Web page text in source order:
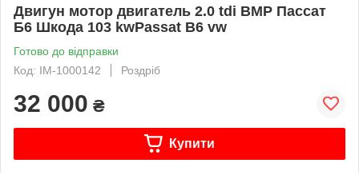
Двигун мотор двигатель 2.0 tdi BMP Пассат
Б6 Шкода 103 kwPassat B6 vw
Готово до відправки
Код: IM-1000142
Роздріб
32 000 ₴
Купити